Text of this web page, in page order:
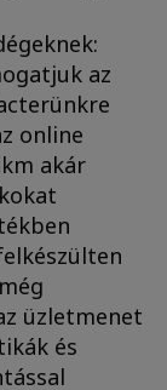
az
online
akár
üzletmenet
és